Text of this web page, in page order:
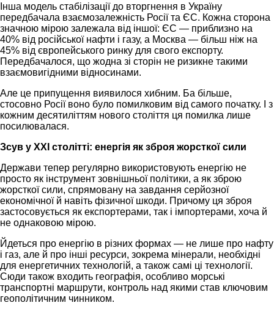
Інша модель стабілізації до вторгнення в Україну
передбачала взаємозалежність Росії та ЄС. Кожна сторона
значною мірою залежала від іншої: ЄС — приблизно на
40% від російської нафти і газу, а Москва — більш ніж на
45% від європейського ринку для свого експорту.
Передбачалося, що жодна зі сторін не ризикне такими
взаємовигідними відносинами.
Але це припущення виявилося хибним. Ба більше,
стосовно Росії воно було помилковим від самого початку. І з
кожним десятиліттям нового століття ця помилка лише
посилювалася.
Зсув у XXI столітті: енергія як зброя жорсткої сили
Держави тепер регулярно використовують енергію не
просто як інструмент зовнішньої політики, а як зброю
жорсткої сили, спрямовану на завдання серйозної
економічної й навіть фізичної шкоди. Причому ця зброя
застосовується як експортерами, так і імпортерами, хоча й
не однаковою мірою.
Йдеться про енергію в різних формах — не лише про нафту
і газ, але й про інші ресурси, зокрема мінерали, необхідні
для енергетичних технологій, а також самі ці технології.
Сюди також входить географія, особливо морські
транспортні маршрути, контроль над якими став ключовим
геополітичним чинником.